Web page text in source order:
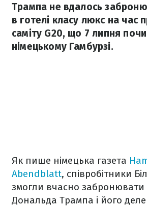
Трампа не вдалось
в готелі класу люкс на час
саміту G20, що 7 липня
німецькому Гамбурзі.
Як пише німецька газета
Abendblatt, співробітники
змогли вчасно забронювати
Дональда Трампа і його